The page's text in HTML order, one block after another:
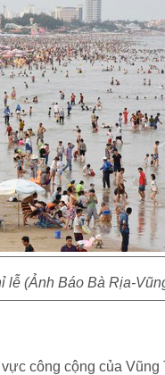
lễ (Ảnh Báo Bà Rịa-
công cộng của